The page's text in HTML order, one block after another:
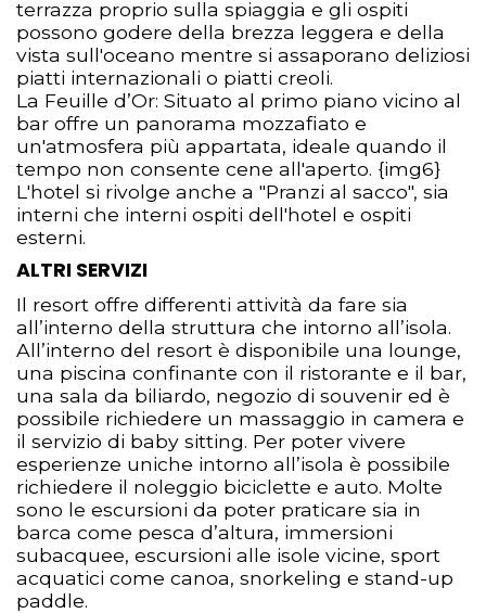
terrazza proprio sulla spiaggia e gli ospiti
possono godere della brezza leggera e della
vista sull'oceano mentre si assaporano deliziosi
piatti internazionali o piatti creoli.
La Feuille d’Or: Situato al primo piano vicino al
bar offre un panorama mozzafiato e
un'atmosfera più appartata, ideale quando il
tempo non consente cene all'aperto. {img6}
L'hotel si rivolge anche a "Pranzi al sacco", sia
interni che interni ospiti dell'hotel e ospiti
esterni.
ALTRI SERVIZI
Il resort offre differenti attività da fare sia
all’interno della struttura che intorno all’isola.
All’interno del resort è disponibile una lounge,
una piscina confinante con il ristorante e il bar,
una sala da biliardo, negozio di souvenir ed è
possibile richiedere un massaggio in camera e
il servizio di baby sitting. Per poter vivere
esperienze uniche intorno all’isola è possibile
richiedere il noleggio biciclette e auto. Molte
sono le escursioni da poter praticare sia in
barca come pesca d’altura, immersioni
subacquee, escursioni alle isole vicine, sport
acquatici come canoa, snorkeling e stand-up
paddle.